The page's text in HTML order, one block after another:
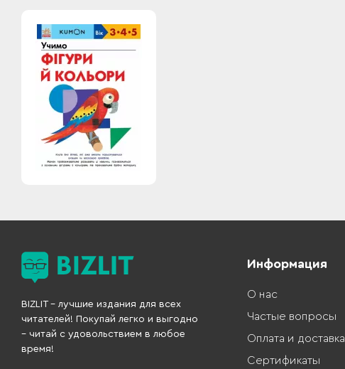
BIZLIT – лучшие издания для всех
читателей! Покупай легко и выгодно
– читай с удовольствием в любое
время!
Информация
О нас
Частые вопросы
Оплата и доставка
Сертификаты